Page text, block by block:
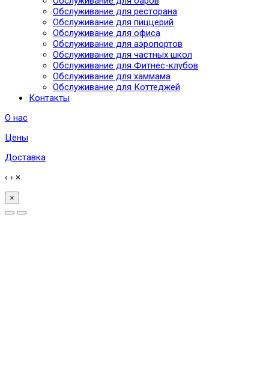
Обслуживание для ресторана
Обслуживание для пиццерий
Обслуживание для офиса
Обслуживание для аэропортов
Обслуживание для частных школ
Обслуживание для Фитнес-клубов
Обслуживание для хаммама
Обслуживание для Коттеджей
Контакты
О нас
Цены
Доставка
‹ › ×
×